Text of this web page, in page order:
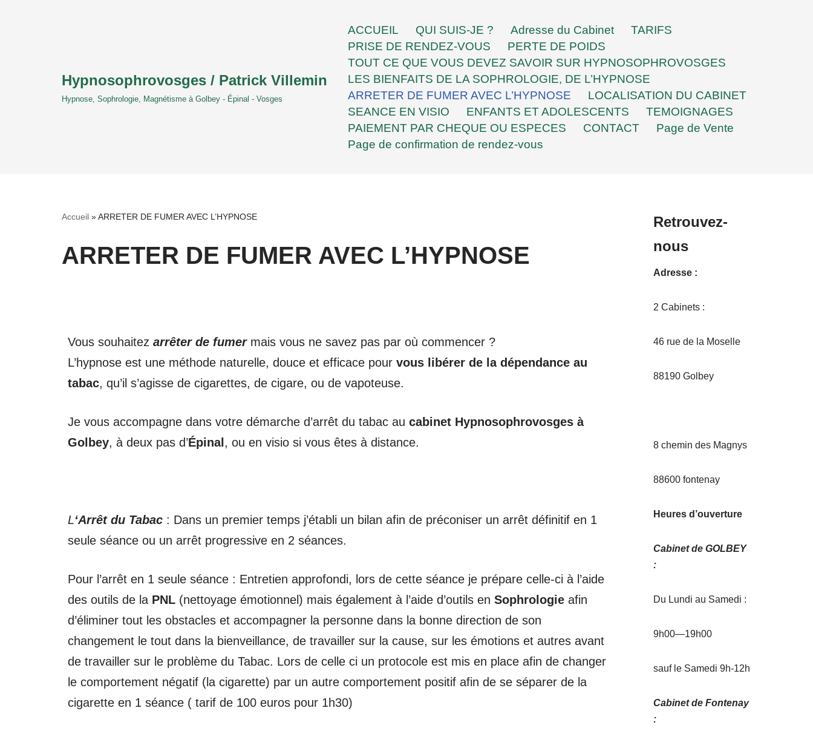
Hypnosophrovosges / Patrick Villemin
Hypnose, Sophrologie, Magnétisme à Golbey - Épinal - Vosges
ACCUEIL QUI SUIS-JE ? Adresse du Cabinet
TARIFS
PRISE DE RENDEZ-VOUS
PERTE DE POIDS
TOUT CE QUE VOUS DEVEZ SAVOIR SUR HYPNOSOPHROVOSGES
LES BIENFAITS DE LA SOPHROLOGIE, DE L’HYPNOSE
ARRETER DE FUMER AVEC L’HYPNOSE
LOCALISATION DU CABINET
SEANCE EN VISIO
ENFANTS ET ADOLESCENTS
TEMOIGNAGES
PAIEMENT PAR CHEQUE OU ESPECES
CONTACT
Page de Vente
Page de confirmation de rendez-vous
Accueil »ARRETER DE FUMER AVEC L’HYPNOSE
ARRETER DE FUMER AVEC L’HYPNOSE
Vous souhaitez arrêter de fumer mais vous ne savez pas par où commencer ?
L’hypnose est une méthode naturelle, douce et efficace pour vous libérer de la dépendance au
tabac, qu’il s’agisse de cigarettes, de cigare, ou de vapoteuse.
Je vous accompagne dans votre démarche d’arrêt du tabac au cabinet Hypnosophrovosges à
Golbey, à deux pas d’Épinal , ou en visio si vous êtes à distance.
L‘Arrêt du Tabac : Dans un premier temps j’établi un bilan afin de préconiser un arrêt définitif en 1
seule séance ou un arrêt progressive en 2 séances.
Pour l’arrêt en 1 seule séance : Entretien approfondi, lors de cette séance je prépare celle-ci à l’aide
des outils de la PNL (nettoyage émotionnel) mais également à l’aide d’outils en Sophrologie afin
d’éliminer tout les obstacles et accompagner la personne dans la bonne direction de son
changement le tout dans la bienveillance, de travailler sur la cause, sur les émotions et autres avant
de travailler sur le problème du Tabac. Lors de celle ci un protocole est mis en place afin de changer
le comportement négatif (la cigarette) par un autre comportement positif afin de se séparer de la
cigarette en 1 séance ( tarif de 100 euros pour 1h30)
Retrouvez-
nous
Adresse :
2 Cabinets :
46 rue de la Moselle
88190 Golbey
8 chemin des Magnys
88600 fontenay
Heures d’ouverture
Cabinet de GOLBEY
:
Du Lundi au Samedi :
9h00—19h00
sauf le Samedi 9h-12h
Cabinet de Fontenay
: